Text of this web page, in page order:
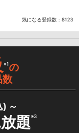
気になる登録数： 8123
※1の
数
) ～
題※3